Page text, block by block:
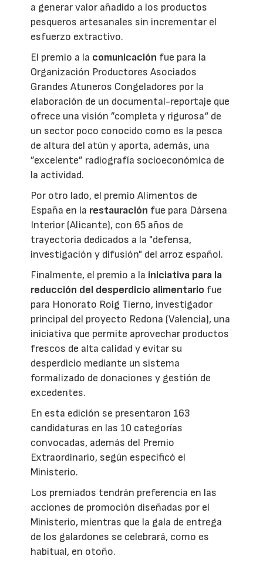
a generar valor añadido a los productos
pesqueros artesanales sin incrementar el
esfuerzo extractivo.
El premio a la comunicación fue para la
Organización Productores Asociados
Grandes Atuneros Congeladores por la
elaboración de un documental-reportaje que
ofrece una visión ”completa y rigurosa“ de
un sector poco conocido como es la pesca
de altura del atún y aporta, además, una
”excelente” radiografía socioeconómica de
la actividad.
Por otro lado, el premio Alimentos de
España en la restauración fue para Dársena
Interior (Alicante), con 65 años de
trayectoria dedicados a la "defensa,
investigación y difusión" del arroz español.
Finalmente, el premio a la iniciativa para la
reducción del desperdicio alimentario fue
para Honorato Roig Tierno, investigador
principal del proyecto Redona (Valencia), una
iniciativa que permite aprovechar productos
frescos de alta calidad y evitar su
desperdicio mediante un sistema
formalizado de donaciones y gestión de
excedentes.
En esta edición se presentaron 163
candidaturas en las 10 categorías
convocadas, además del Premio
Extraordinario, según especificó el
Ministerio.
Los premiados tendrán preferencia en las
acciones de promoción diseñadas por el
Ministerio, mientras que la gala de entrega
de los galardones se celebrará, como es
habitual, en otoño.